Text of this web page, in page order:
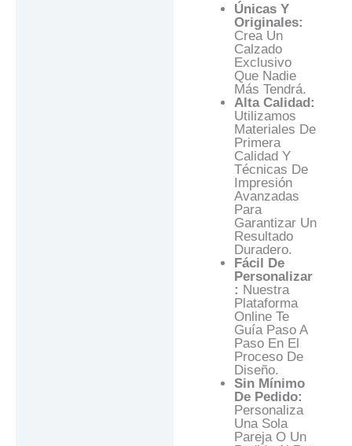
Únicas Y
Originales:
Crea Un
Calzado
Exclusivo
Que Nadie
Más Tendrá.
Alta Calidad:
Utilizamos
Materiales De
Primera
Calidad Y
Técnicas De
Impresión
Avanzadas
Para
Garantizar Un
Resultado
Duradero.
Fácil De
Personalizar
: Nuestra
Plataforma
Online Te
Guía Paso A
Paso En El
Proceso De
Diseño.
Sin Mínimo
De Pedido:
Personaliza
Una Sola
Pareja O Un